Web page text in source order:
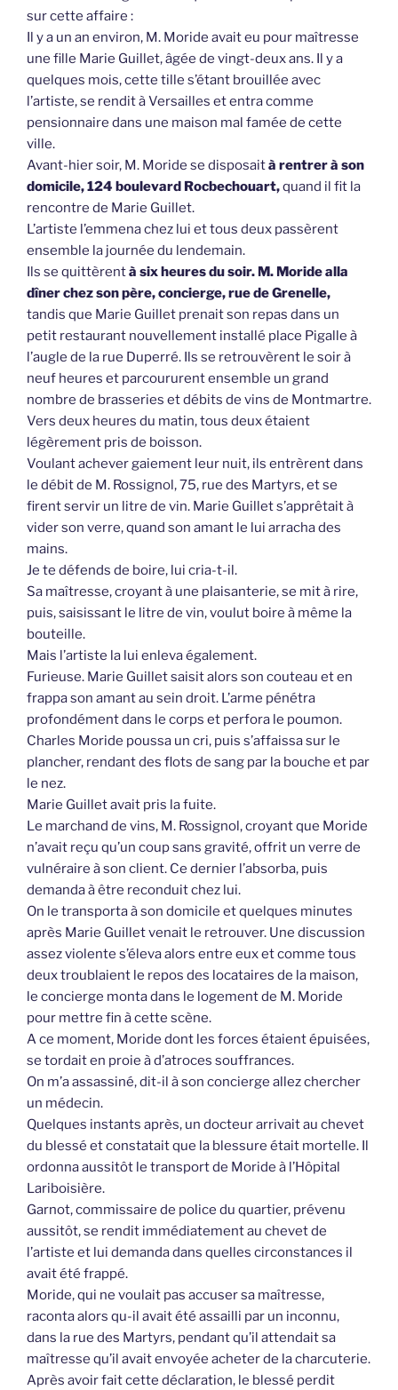
sur cette affaire :
Il y a un an environ, M. Moride avait eu pour maîtresse
une fille Marie Guillet, âgée de vingt-deux ans. Il y a
quelques mois, cette tille s’étant brouillée avec
l’artiste, se rendit à Versailles et entra comme
pensionnaire dans une maison mal famée de cette
ville.
Avant-hier soir, M. Moride se disposaità rentrer à son
domicile, 124 boulevard Rocbechouart,quand il fit la
rencontre de Marie Guillet.
L’artiste l’emmena chez lui et tous deux passèrent
ensemble la journée du lendemain.
Ils se quittèrentà six heures du soir. M. Moride alla
dîner chez son père, concierge, rue de Grenelle,
tandis que Marie Guillet prenait son repas dans un
petit restaurant nouvellement installé place Pigalle à
l’augle de la rue Duperré. Ils se retrouvèrent le soir à
neuf heures et parcoururent ensemble un grand
nombre de brasseries et débits de vins de Montmartre.
Vers deux heures du matin, tous deux étaient
légèrement pris de boisson.
Voulant achever gaiement leur nuit, ils entrèrent dans
le débit de M. Rossignol, 75, rue des Martyrs, et se
firent servir un litre de vin. Marie Guillet s’apprêtait à
vider son verre, quand son amant le lui arracha des
mains.
Je te défends de boire, lui cria-t-il.
Sa maîtresse, croyant à une plaisanterie, se mit à rire,
puis, saisissant le litre de vin, voulut boire à même la
bouteille.
Mais l’artiste la lui enleva également.
Furieuse. Marie Guillet saisit alors son couteau et en
frappa son amant au sein droit. L’arme pénétra
profondément dans le corps et perfora le poumon.
Charles Moride poussa un cri, puis s’affaissa sur le
plancher, rendant des flots de sang par la bouche et par
le nez.
Marie Guillet avait pris la fuite.
Le marchand de vins, M. Rossignol, croyant que Moride
n’avait reçu qu’un coup sans gravité, offrit un verre de
vulnéraire à son client. Ce dernier l’absorba, puis
demanda à être reconduit chez lui.
On le transporta à son domicile et quelques minutes
après Marie Guillet venait le retrouver. Une discussion
assez violente s’éleva alors entre eux et comme tous
deux troublaient le repos des locataires de la maison,
le concierge monta dans le logement de M. Moride
pour mettre fin à cette scène.
A ce moment, Moride dont les forces étaient épuisées,
se tordait en proie à d’atroces souffrances.
On m’a assassiné, dit-il à son concierge allez chercher
un médecin.
Quelques instants après, un docteur arrivait au chevet
du blessé et constatait que la blessure était mortelle. Il
ordonna aussitôt le transport de Moride à l’Hôpital
Lariboisière.
Garnot, commissaire de police du quartier, prévenu
aussitôt, se rendit immédiatement au chevet de
l’artiste et lui demanda dans quelles circonstances il
avait été frappé.
Moride, qui ne voulait pas accuser sa maîtresse,
raconta alors qu-il avait été assailli par un inconnu,
dans la rue des Martyrs, pendant qu’il attendait sa
maîtresse qu’il avait envoyée acheter de la charcuterie.
Après avoir fait cette déclaration, le blessé perdit